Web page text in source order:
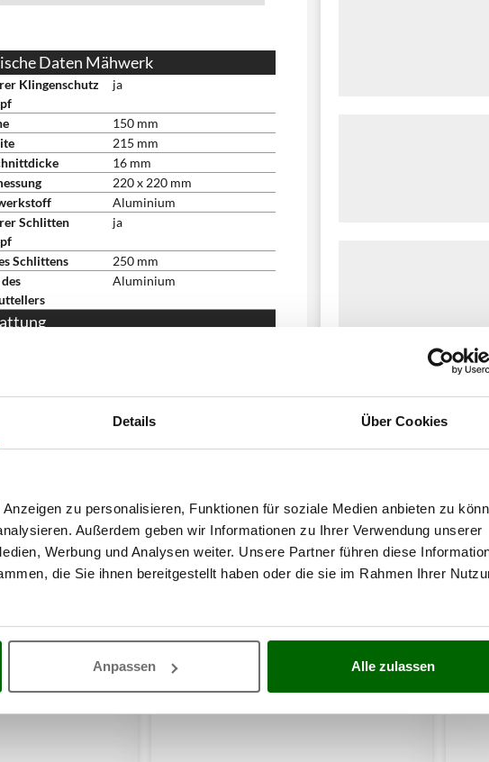
Details Über Cookies
zu personalisieren, Funktionen für soziale Medien anbieten zu
Außerdem geben wir Informationen zu Ihrer Verwendung unserer
Werbung und Analysen weiter. Unsere Partner führen diese
die Sie ihnen bereitgestellt haben oder die sie im Rahmen Ihrer
Anpassen Alle zulassen
Daten Mähwerk
Klingenschutz
ja
150 mm
215 mm
16 mm
220 x 220 mm
Aluminium
Schlitten
ja
Schlittens
250 mm
Aluminium
ja
ja
13.4 kg
Originalverpackung
Verpackung/en
57x49x40 cm
montiert
auch für diese Produkte interessiert: